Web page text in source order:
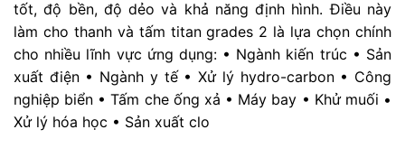
tốt, độ bền, độ dẻo và khả năng định hình. Điều này
làm cho thanh và tấm titan grades 2 là lựa chọn chính
cho nhiều lĩnh vực ứng dụng: • Ngành kiến trúc • Sản
xuất điện • Ngành y tế • Xử lý hydro-carbon • Công
nghiệp biển • Tấm che ống xả • Máy bay • Khử muối •
Xử lý hóa học • Sản xuất clo